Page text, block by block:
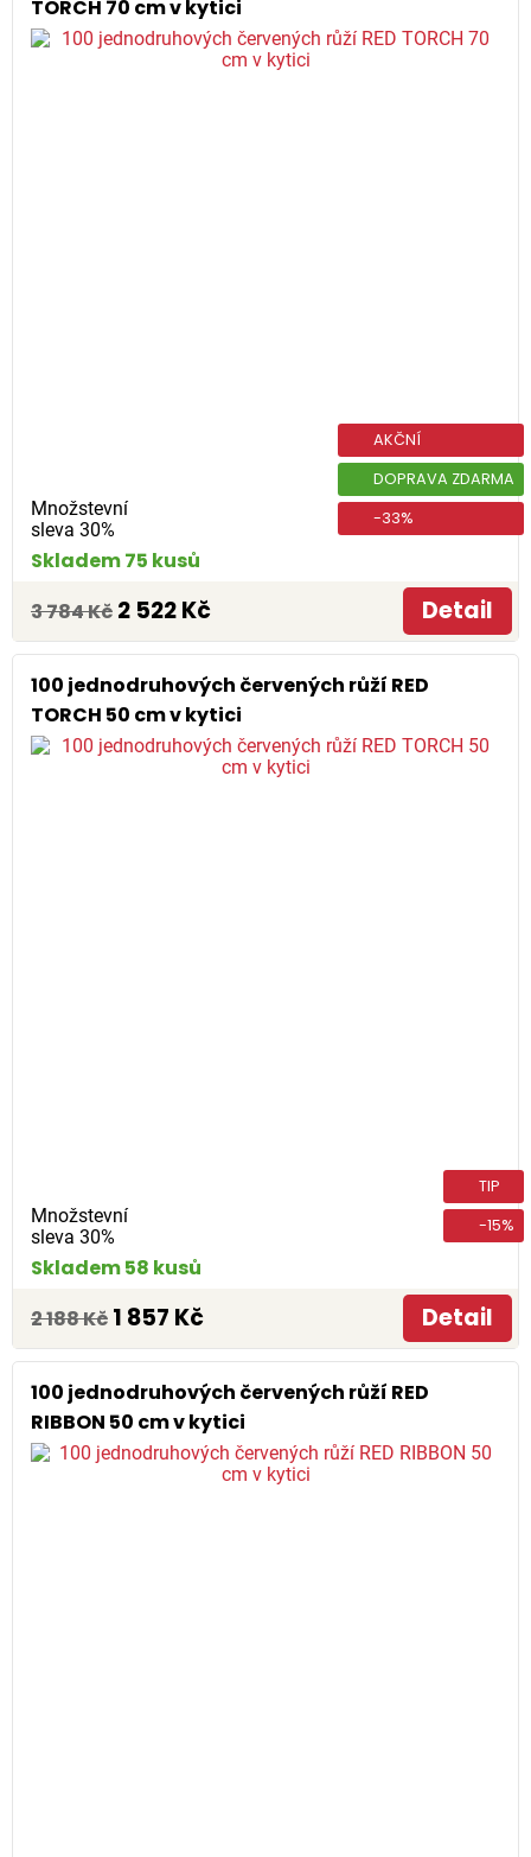
TORCH 70 cm v kytici
Množstevní
sleva 30%
AKČNÍ
DOPRAVA ZDARMA
-33%
Skladem 75 kusů
3 784 Kč 2 522 Kč Detail
100 jednodruhových červených růží RED
TORCH 50 cm v kytici
Množstevní
sleva 30%
TIP
-15%
Skladem 58 kusů
2 188 Kč 1 857 Kč Detail
100 jednodruhových červených růží RED
RIBBON 50 cm v kytici